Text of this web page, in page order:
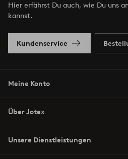
Hier erfährst Du auch, wie Du uns
kannst.
Kundenservice
Meine Konto
Über Jotex
Unsere Dienstleistungen